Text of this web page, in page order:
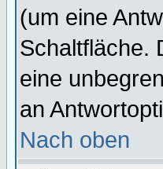
(um eine
Schaltfläche.
eine
an
Nach oben